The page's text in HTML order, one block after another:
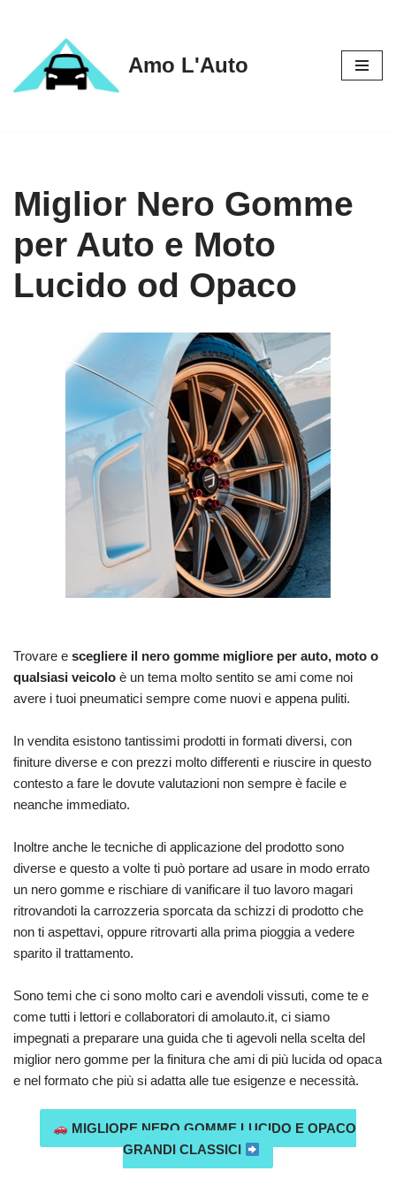
contenuto
Amo L'Auto
Miglior Nero Gomme
per Auto e Moto
Lucido od Opaco
Trovare e scegliere il nero gomme migliore per auto, moto o
qualsiasi veicolo è un tema molto sentito se ami come noi
avere i tuoi pneumatici sempre come nuovi e appena puliti.
In vendita esistono tantissimi prodotti in formati diversi, con
finiture diverse e con prezzi molto differenti e riuscire in questo
contesto a fare le dovute valutazioni non sempre è facile e
neanche immediato.
Inoltre anche le tecniche di applicazione del prodotto sono
diverse e questo a volte ti può portare ad usare in modo errato
un nero gomme e rischiare di vanificare il tuo lavoro magari
ritrovandoti la carrozzeria sporcata da schizzi di prodotto che
non ti aspettavi, oppure ritrovarti alla prima pioggia a vedere
sparito il trattamento.
Sono temi che ci sono molto cari e avendoli vissuti, come te e
come tutti i lettori e collaboratori di amolauto.it, ci siamo
impegnati a preparare una guida che ti agevoli nella scelta del
miglior nero gomme per la finitura che ami di più lucida od opaca
e nel formato che più si adatta alle tue esigenze e necessità.
MIGLIORE NERO GOMME LUCIDO E OPACO
GRANDI CLASSICI